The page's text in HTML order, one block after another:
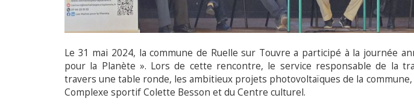
Le 31 mai 2024, la commune de Ruelle sur Touvre a participé à la journée
pour la Planète ». Lors de cette rencontre, le service responsable de la
travers une table ronde, les ambitieux projets photovoltaïques de la
Complexe sportif Colette Besson et du Centre culturel.